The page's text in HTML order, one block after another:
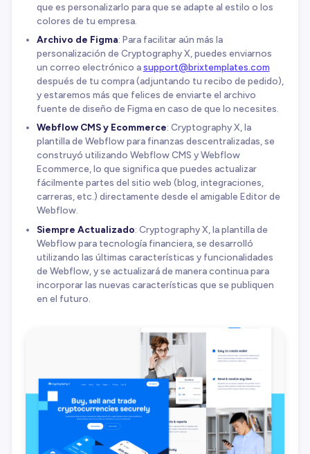
que es personalizarlo para que se adapte al estilo o los
colores de tu empresa.
Archivo de Figma: Para facilitar aún más la
personalización de Cryptography X, puedes enviarnos
un correo electrónico asupport@brixtemplates.com
después de tu compra (adjuntando tu recibo de pedido),
y estaremos más que felices de enviarte el archivo
fuente de diseño de Figma en caso de que lo necesites.
Webflow CMS y Ecommerce: Cryptography X, la
plantilla de Webflow para finanzas descentralizadas, se
construyó utilizando Webflow CMS y Webflow
Ecommerce, lo que significa que puedes actualizar
fácilmente partes del sitio web (blog, integraciones,
carreras, etc.) directamente desde el amigable Editor de
Webflow.
Siempre Actualizado: Cryptography X, la plantilla de
Webflow para tecnología financiera, se desarrolló
utilizando las últimas características y funcionalidades
de Webflow, y se actualizará de manera continua para
incorporar las nuevas características que se publiquen
en el futuro.